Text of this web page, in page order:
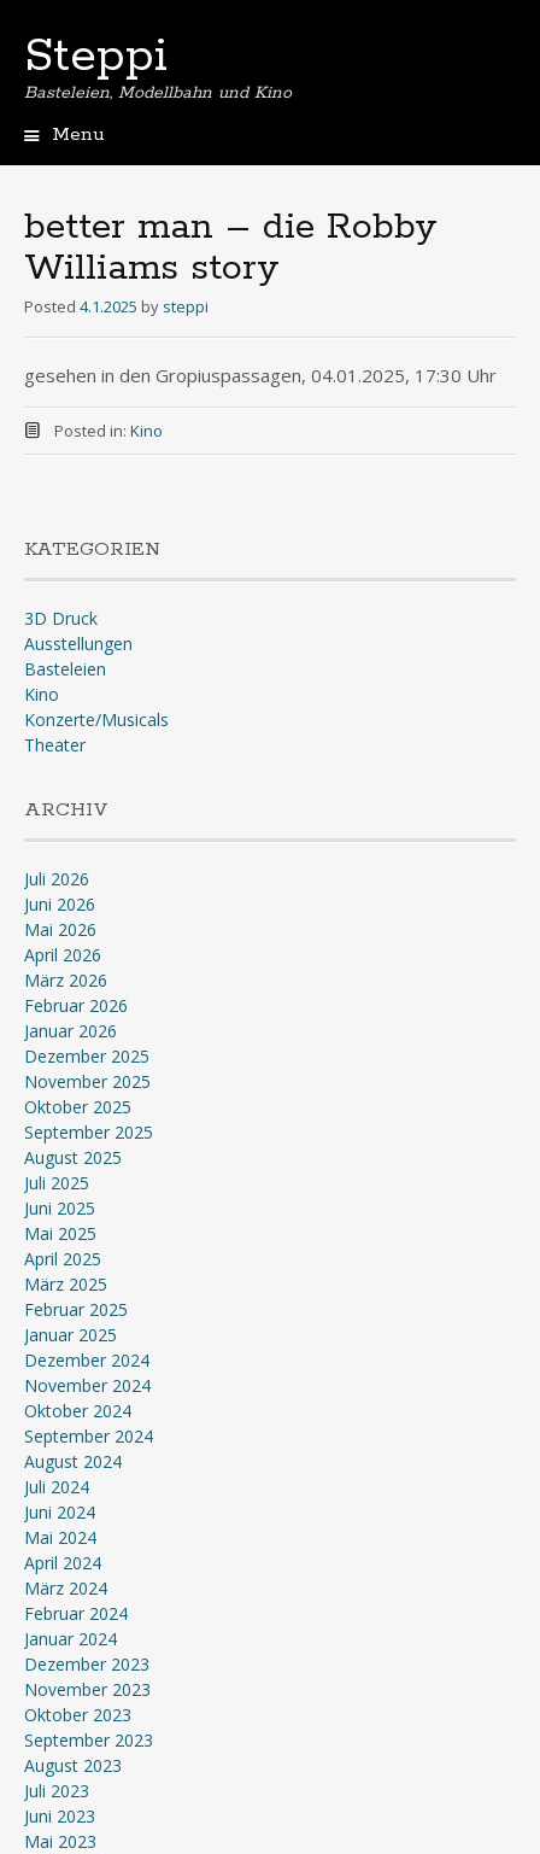
Steppi
Basteleien, Modellbahn und Kino
Menu
better man – die Robby
Williams story
Posted 4.1.2025 by steppi
gesehen in den Gropiuspassagen, 04.01.2025, 17:30 Uhr
Posted in: Kino
KATEGORIEN
3D Druck
Ausstellungen
Basteleien
Kino
Konzerte/Musicals
Theater
ARCHIV
Juli 2026
Juni 2026
Mai 2026
April 2026
März 2026
Februar 2026
Januar 2026
Dezember 2025
November 2025
Oktober 2025
September 2025
August 2025
Juli 2025
Juni 2025
Mai 2025
April 2025
März 2025
Februar 2025
Januar 2025
Dezember 2024
November 2024
Oktober 2024
September 2024
August 2024
Juli 2024
Juni 2024
Mai 2024
April 2024
März 2024
Februar 2024
Januar 2024
Dezember 2023
November 2023
Oktober 2023
September 2023
August 2023
Juli 2023
Juni 2023
Mai 2023